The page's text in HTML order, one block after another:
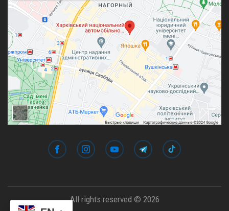
All rights reserved © 2026